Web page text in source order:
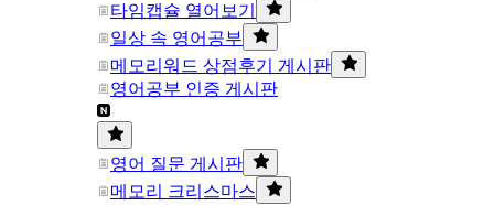
타임캡슐 열어보기
일상 속 영어공부
메모리워드 상점후기 게시판
영어공부 인증 게시판
영어 질문 게시판
메모리 크리스마스